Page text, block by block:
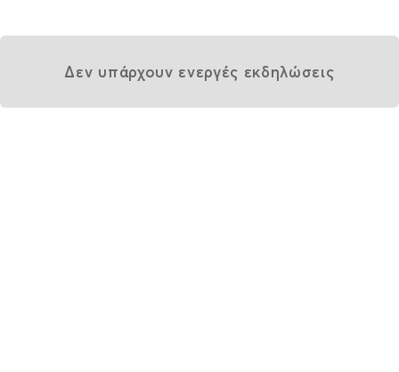
Δεν υπάρχουν ενεργές εκδηλώσεις